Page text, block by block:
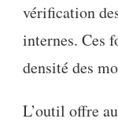
vérification
internes. Ces
densité des
L’outil offre